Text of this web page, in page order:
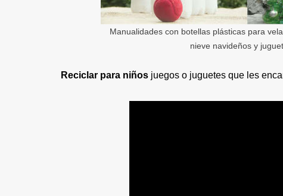
Manualidades con botellas plásticas para
nieve navideños y
Reciclar para niños juegos o juguetes que les